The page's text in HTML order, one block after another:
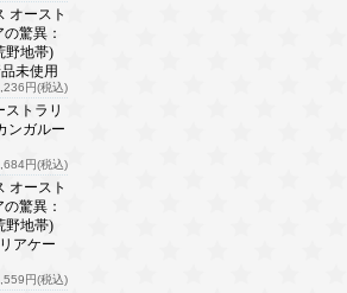
オースト
驚異：
野地帯)
未使用
円(税込)
ストラリ
ンガルー
円(税込)
オースト
驚異：
野地帯)
アケー
円(税込)